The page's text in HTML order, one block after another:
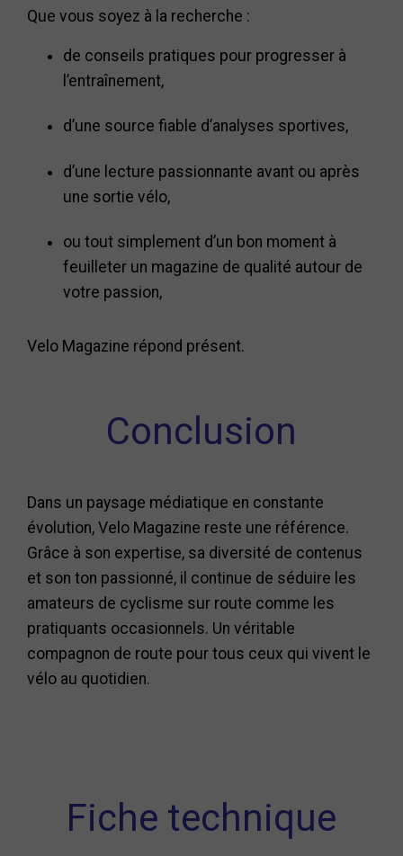
Que vous soyez à la recherche :
de conseils pratiques pour progresser à
l’entraînement,
d’une source fiable d’analyses sportives,
d’une lecture passionnante avant ou après
une sortie vélo,
ou tout simplement d’un bon moment à
feuilleter un magazine de qualité autour de
votre passion,
Velo Magazine répond présent.
Conclusion
Dans un paysage médiatique en constante
évolution, Velo Magazine reste une référence.
Grâce à son expertise, sa diversité de contenus
et son ton passionné, il continue de séduire les
amateurs de cyclisme sur route comme les
pratiquants occasionnels. Un véritable
compagnon de route pour tous ceux qui vivent le
vélo au quotidien.
Fiche technique